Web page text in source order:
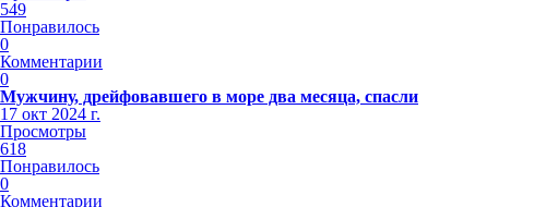
549
Понравилось
0
Комментарии
0
Мужчину, дрейфовавшего в море два месяца, спасли
17 окт 2024 г.
Просмотры
618
Понравилось
0
Комментарии